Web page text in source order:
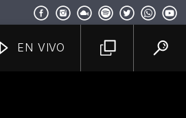
EN VIVO